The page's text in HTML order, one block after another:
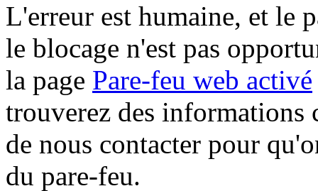
L'erreur est humaine, et le
le blocage n'est pas
la page Pare-feu web activé
trouverez des informations
de nous contacter pour
du pare-feu.